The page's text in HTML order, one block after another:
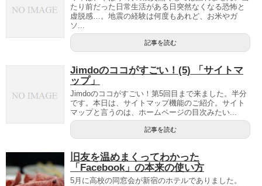
たり前だった日常生活がある日突然なくなる恐怖と
虚脱感…。地震の経験は何度もあれど、お米やガ
ソ...
記事を読む
Jimdoのココがすごい！(5) 「サイトマ
ップ」
Jimdoのココがすごい！第5回目まで来ました。半分
です。本日は、サイトマップ機能のご紹介。サイト
マップと言うのは、ホームページの目次みたい...
記事を読む
旧友を温めまくってわかった
「Facebook」の本来の使い方
5月に高校の同窓会が新宿のホテルでありました。